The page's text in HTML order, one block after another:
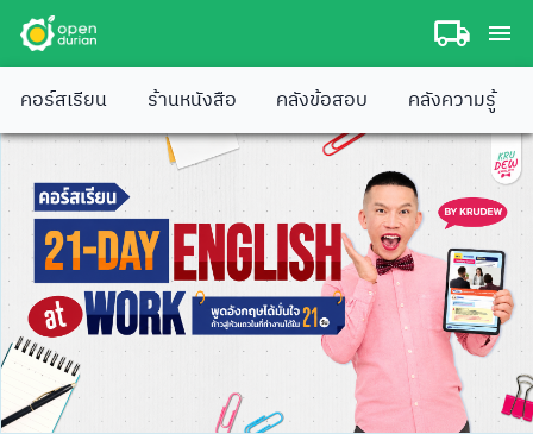
คอร์สเรียน ร้านหนังสือ คลังข้อสอบ คลังความรู้